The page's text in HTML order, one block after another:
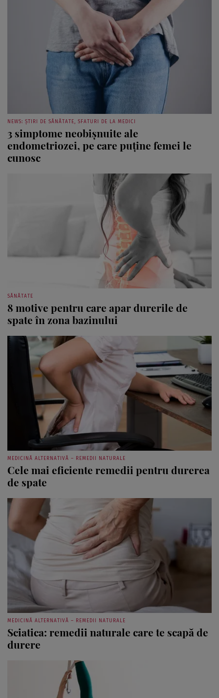
NEWS: ȘTIRI DE SĂNĂTATE, SFATURI DE LA MEDICI
3 simptome neobișnuite ale
endometriozei, pe care puține femei le
cunosc
SĂNĂTATE
8 motive pentru care apar durerile de
spate în zona bazinului
MEDICINĂ ALTERNATIVĂ – REMEDII NATURALE
Cele mai eficiente remedii pentru durerea
de spate
MEDICINĂ ALTERNATIVĂ – REMEDII NATURALE
Sciatica: remedii naturale care te scapă de
durere